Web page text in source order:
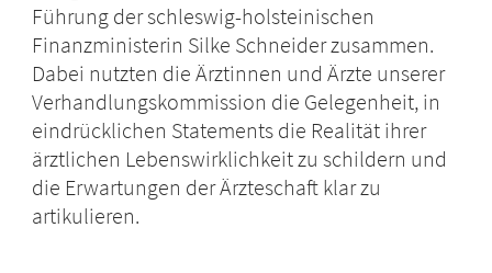
Führung der schleswig-holsteinischen
Finanzministerin Silke Schneider zusammen.
Dabei nutzten die Ärztinnen und Ärzte unserer
Verhandlungskommission die Gelegenheit, in
eindrücklichen Statements die Realität ihrer
ärztlichen Lebenswirklichkeit zu schildern und
die Erwartungen der Ärzteschaft klar zu
artikulieren.